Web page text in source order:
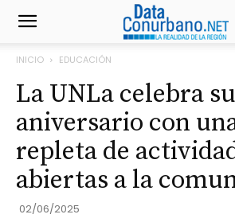
INICIO EDUCACIÓN
La UNLa celebra
aniversario con
repleta de
abiertas a la
02/06/2025